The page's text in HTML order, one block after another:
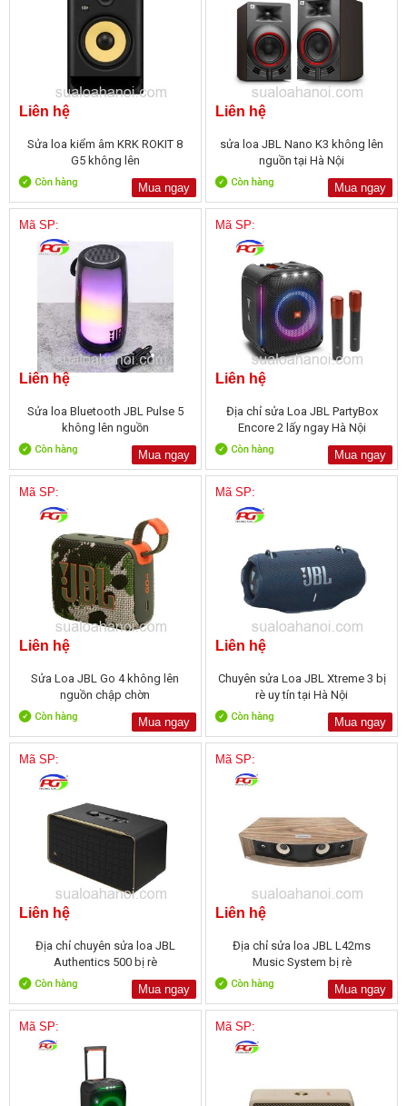
Liên hệ
Sửa loa kiểm âm KRK ROKIT 8
G5 không lên
Mua ngay
Liên hệ
sửa loa JBL Nano K3 không lên
nguồn tại Hà Nội
Mua ngay
Mã SP:
Liên hệ
Sửa loa Bluetooth JBL Pulse 5
không lên nguồn
Mua ngay
Mã SP:
Liên hệ
Địa chỉ sửa Loa JBL PartyBox
Encore 2 lấy ngay Hà Nội
Mua ngay
Mã SP:
Liên hệ
Sửa Loa JBL Go 4 không lên
nguồn chập chờn
Mua ngay
Mã SP:
Liên hệ
Chuyên sửa Loa JBL Xtreme 3 bị
rè uy tín tại Hà Nội
Mua ngay
Mã SP:
Liên hệ
Địa chỉ chuyên sửa loa JBL
Authentics 500 bị rè
Mua ngay
Mã SP:
Liên hệ
Địa chỉ sửa loa JBL L42ms
Music System bị rè
Mua ngay
Mã SP: Mã SP: